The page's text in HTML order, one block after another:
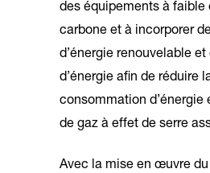
des équipements à faible
carbone et à incorporer
d’énergie renouvelable
d’énergie afin de réduire
consommation d’énergie
de gaz à effet de serre
Avec la mise en œuvre